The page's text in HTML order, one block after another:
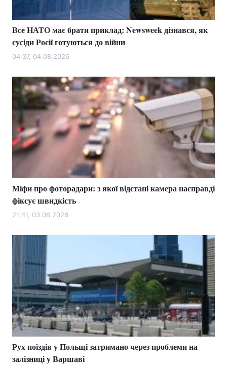
Контакти
Тема оформлення
Все НАТО має брати приклад: Newsweek дізнався, як
сусіди Росії готуються до війни
04:37, 04.08.2026
Міфи про фоторадари: з якої відстані камера насправді
фіксує швидкість
21:41, 03.08.2026
Рух поїздів у Польщі затримано через проблеми на
залізниці у Варшаві